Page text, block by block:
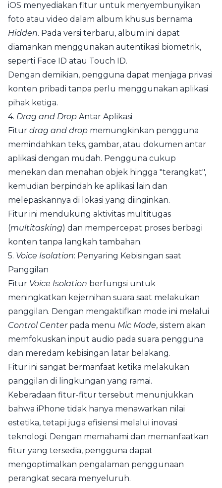
iOS menyediakan fitur untuk menyembunyikan
foto atau video dalam album khusus bernama
Hidden. Pada versi terbaru, album ini dapat
diamankan menggunakan autentikasi biometrik,
seperti Face ID atau Touch ID.
Dengan demikian, pengguna dapat menjaga privasi
konten pribadi tanpa perlu menggunakan aplikasi
pihak ketiga.
4. Drag and Drop Antar Aplikasi
Fitur drag and drop memungkinkan pengguna
memindahkan teks, gambar, atau dokumen antar
aplikasi dengan mudah. Pengguna cukup
menekan dan menahan objek hingga "terangkat",
kemudian berpindah ke aplikasi lain dan
melepaskannya di lokasi yang diinginkan.
Fitur ini mendukung aktivitas multitugas
(multitasking) dan mempercepat proses berbagi
konten tanpa langkah tambahan.
5. Voice Isolation: Penyaring Kebisingan saat
Panggilan
Fitur Voice Isolation berfungsi untuk
meningkatkan kejernihan suara saat melakukan
panggilan. Dengan mengaktifkan mode ini melalui
Control Centerpada menu Mic Mode, sistem akan
memfokuskan input audio pada suara pengguna
dan meredam kebisingan latar belakang.
Fitur ini sangat bermanfaat ketika melakukan
panggilan di lingkungan yang ramai.
Keberadaan fitur-fitur tersebut menunjukkan
bahwa iPhone tidak hanya menawarkan nilai
estetika, tetapi juga efisiensi melalui inovasi
teknologi. Dengan memahami dan memanfaatkan
fitur yang tersedia, pengguna dapat
mengoptimalkan pengalaman penggunaan
perangkat secara menyeluruh.